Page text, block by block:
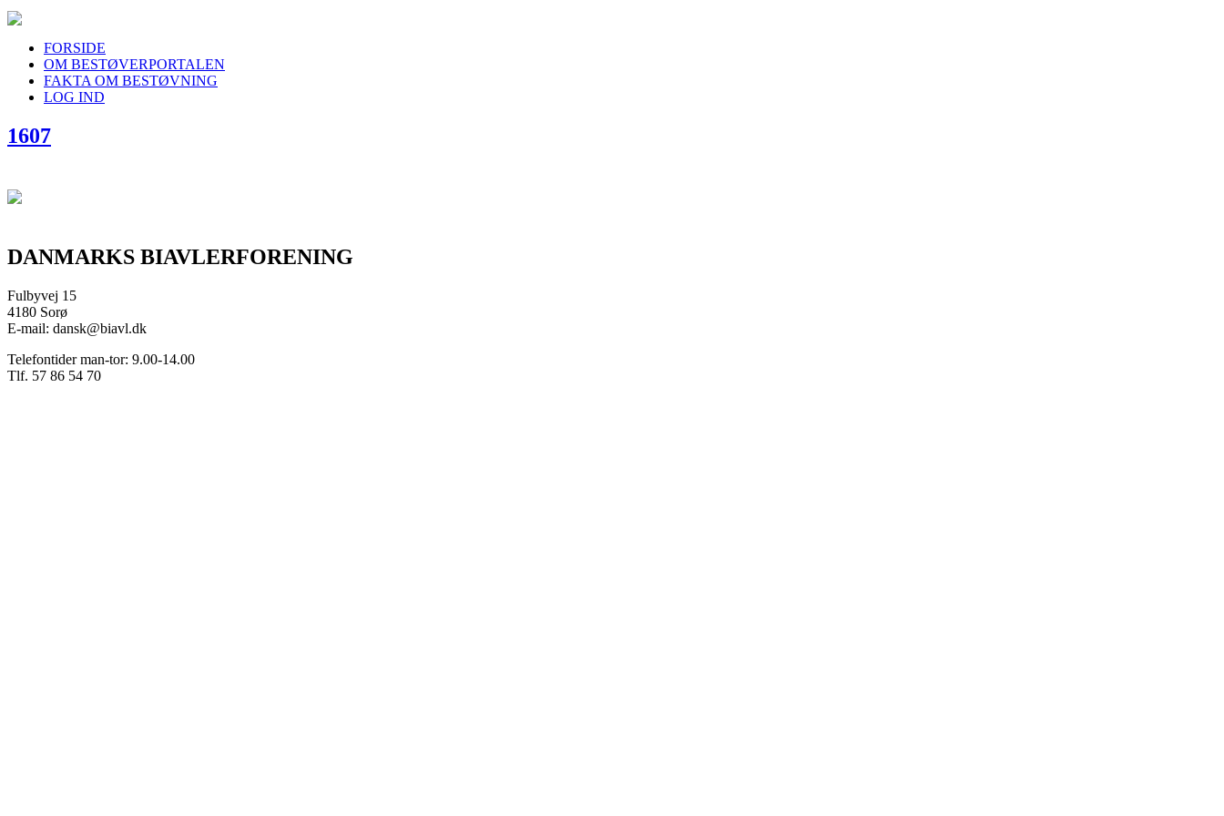
FORSIDE
OM BESTØVERPORTALEN
FAKTA OM BESTØVNING
LOG IND
1607
DANMARKS BIAVLERFORENING
Fulbyvej 15
4180 Sorø
E-mail: dansk@biavl.dk
Telefontider man-tor: 9.00-14.00
Tlf. 57 86 54 70